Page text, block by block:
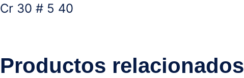
Cr 30 # 5 40
Productos relacionados